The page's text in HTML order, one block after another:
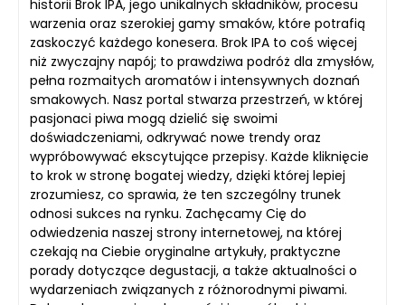
historii Brok IPA, jego unikalnych składników, procesu
warzenia oraz szerokiej gamy smaków, które potrafią
zaskoczyć każdego konesera. Brok IPA to coś więcej
niż zwyczajny napój; to prawdziwa podróż dla zmysłów,
pełna rozmaitych aromatów i intensywnych doznań
smakowych. Nasz portal stwarza przestrzeń, w której
pasjonaci piwa mogą dzielić się swoimi
doświadczeniami, odkrywać nowe trendy oraz
wypróbowywać ekscytujące przepisy. Każde kliknięcie
to krok w stronę bogatej wiedzy, dzięki której lepiej
zrozumiesz, co sprawia, że ten szczególny trunek
odnosi sukces na rynku. Zachęcamy Cię do
odwiedzenia naszej strony internetowej, na której
czekają na Ciebie oryginalne artykuły, praktyczne
porady dotyczące degustacji, a także aktualności o
wydarzeniach związanych z różnorodnymi piwami.